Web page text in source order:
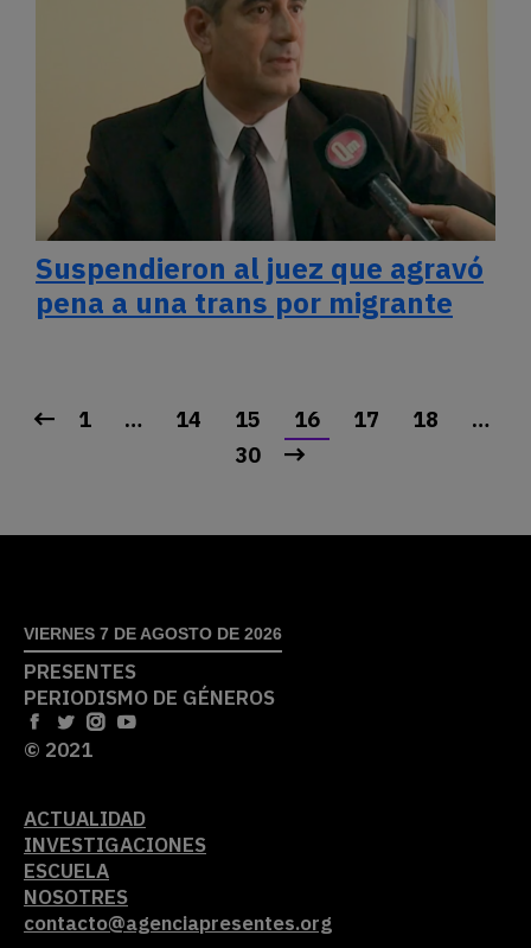
Suspendieron al juez que agravó
pena a una trans por migrante
1 … 14 15 16 17 18
…
30
VIERNES 7 DE AGOSTO DE 2026
PRESENTES
PERIODISMO DE GÉNEROS
© 2021
ACTUALIDAD
INVESTIGACIONES
ESCUELA
NOSOTRES
contacto@agenciapresentes.org